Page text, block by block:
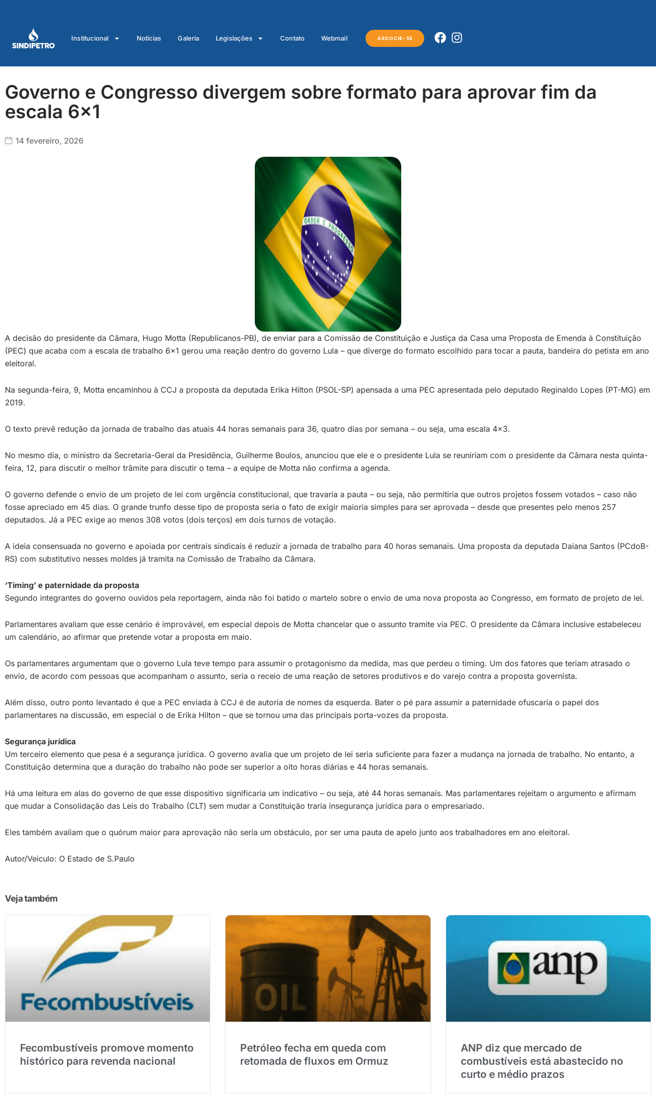
conteúdo
Institucional Notícias Galeria Legislações Contato Webmail ASSOCIE-SE Facebook
Instagram
Governo e Congresso divergem sobre formato para aprovar fim da
escala 6×1
14 fevereiro, 2026
A decisão do presidente da Câmara, Hugo Motta (Republicanos-PB), de enviar para a Comissão de Constituição e Justiça da Casa uma Proposta de Emenda à Constituição
(PEC) que acaba com a escala de trabalho 6×1 gerou uma reação dentro do governo Lula – que diverge do formato escolhido para tocar a pauta, bandeira do petista em ano
eleitoral.
Na segunda-feira, 9, Motta encaminhou à CCJ a proposta da deputada Erika Hilton (PSOL-SP) apensada a uma PEC apresentada pelo deputado Reginaldo Lopes (PT-MG) em
2019.
O texto prevê redução da jornada de trabalho das atuais 44 horas semanais para 36, quatro dias por semana – ou seja, uma escala 4×3.
No mesmo dia, o ministro da Secretaria-Geral da Presidência, Guilherme Boulos, anunciou que ele e o presidente Lula se reuniriam com o presidente da Câmara nesta quinta-
feira, 12, para discutir o melhor trâmite para discutir o tema – a equipe de Motta não confirma a agenda.
O governo defende o envio de um projeto de lei com urgência constitucional, que travaria a pauta – ou seja, não permitiria que outros projetos fossem votados – caso não
fosse apreciado em 45 dias. O grande trunfo desse tipo de proposta seria o fato de exigir maioria simples para ser aprovada – desde que presentes pelo menos 257
deputados. Já a PEC exige ao menos 308 votos (dois terços) em dois turnos de votação.
A ideia consensuada no governo e apoiada por centrais sindicais é reduzir a jornada de trabalho para 40 horas semanais. Uma proposta da deputada Daiana Santos (PCdoB-
RS) com substitutivo nesses moldes já tramita na Comissão de Trabalho da Câmara.
‘Timing’ e paternidade da proposta
Segundo integrantes do governo ouvidos pela reportagem, ainda não foi batido o martelo sobre o envio de uma nova proposta ao Congresso, em formato de projeto de lei.
Parlamentares avaliam que esse cenário é improvável, em especial depois de Motta chancelar que o assunto tramite via PEC. O presidente da Câmara inclusive estabeleceu
um calendário, ao afirmar que pretende votar a proposta em maio.
Os parlamentares argumentam que o governo Lula teve tempo para assumir o protagonismo da medida, mas que perdeu o timing. Um dos fatores que teriam atrasado o
envio, de acordo com pessoas que acompanham o assunto, seria o receio de uma reação de setores produtivos e do varejo contra a proposta governista.
Além disso, outro ponto levantado é que a PEC enviada à CCJ é de autoria de nomes da esquerda. Bater o pé para assumir a paternidade ofuscaria o papel dos
parlamentares na discussão, em especial o de Erika Hilton – que se tornou uma das principais porta-vozes da proposta.
Segurança jurídica
Um terceiro elemento que pesa é a segurança jurídica. O governo avalia que um projeto de lei seria suficiente para fazer a mudança na jornada de trabalho. No entanto, a
Constituição determina que a duração do trabalho não pode ser superior a oito horas diárias e 44 horas semanais.
Há uma leitura em alas do governo de que esse dispositivo significaria um indicativo – ou seja, até 44 horas semanais. Mas parlamentares rejeitam o argumento e afirmam
que mudar a Consolidação das Leis do Trabalho (CLT) sem mudar a Constituição traria insegurança jurídica para o empresariado.
Eles também avaliam que o quórum maior para aprovação não seria um obstáculo, por ser uma pauta de apelo junto aos trabalhadores em ano eleitoral.
Autor/Veículo: O Estado de S.Paulo
Veja também
Fecombustíveis promove momento
histórico para revenda nacional
Petróleo fecha em queda com
retomada de fluxos em Ormuz
ANP diz que mercado de
combustíveis está abastecido no
curto e médio prazos